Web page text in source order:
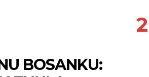
BOSANKU: